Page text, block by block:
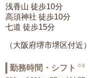
浅香山 徒歩10分
高須神社 徒歩10分
七道 徒歩15分
（大阪府堺市堺区付近）
勤務時間・シフト ※3